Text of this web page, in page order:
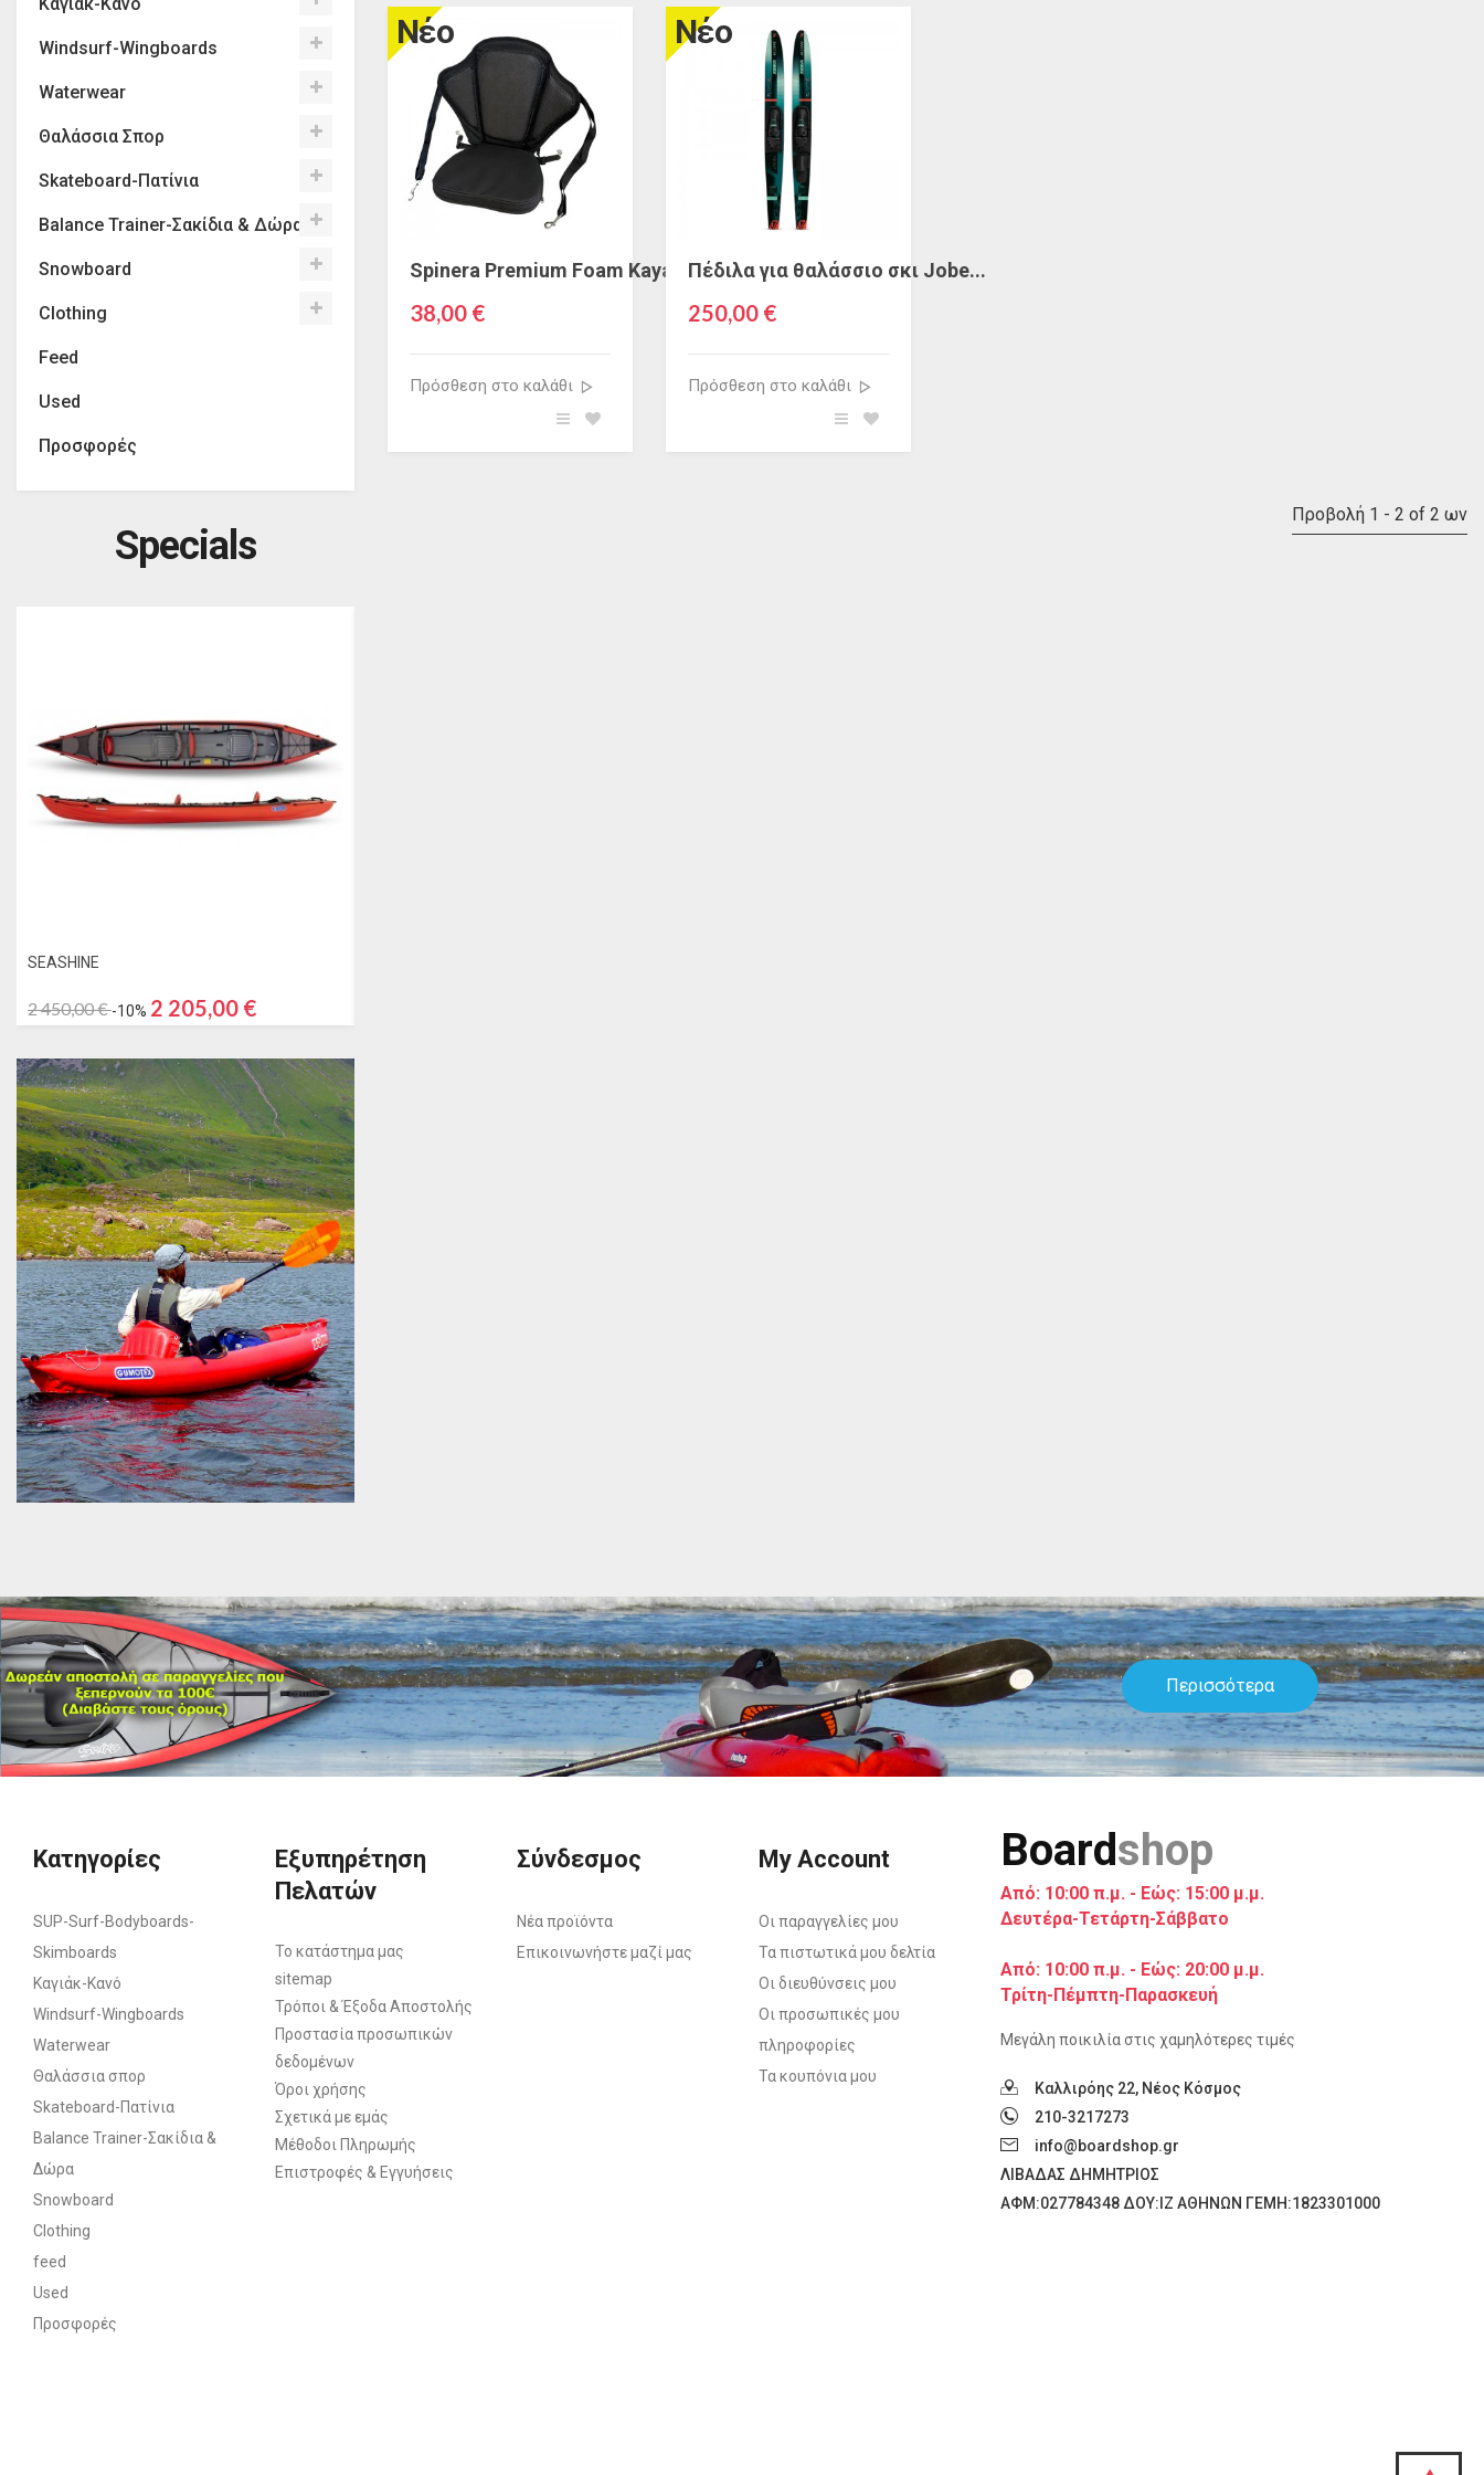
Windsurf-Wingboards
Waterwear
Θαλάσσια Σπορ
Skateboard-Πατίνια
Balance Trainer-Σακίδια & Δώρα
Snowboard
Clothing
Feed
Used
Προσφορές
Specials
SEASHINE
2 450,00 €-10% 2 205,00 €
Spinera Premium Foam Kayak-SUP Seat
38,00 €
Πρόσθεση στο καλάθι
Νέο
Πέδιλα για θαλάσσιο σκι Jobe...
250,00 €
Πρόσθεση στο καλάθι
Νέο
Προβολή 1 - 2 of 2 ων
Περισσότερα
Κατηγορίες
SUP-Surf-Bodyboards-
Skimboards
Καγιάκ-Κανό
Windsurf-Wingboards
Waterwear
Θαλάσσια σπορ
Skateboard-Πατίνια
Balance Trainer-Σακίδια &
Δώρα
Snowboard
Clothing
feed
Used
Προσφορές
Εξυπηρέτηση
Πελατών
Το κατάστημα μας
sitemap
Τρόποι & Έξοδα Αποστολής
Προστασία προσωπικών
δεδομένων
Όροι χρήσης
Σχετικά με εμάς
Μέθοδοι Πληρωμής
Επιστροφές & Εγγυήσεις
Σύνδεσμος
Νέα προϊόντα
Επικοινωνήστε μαζί μας
My Account
Οι παραγγελίες μου
Τα πιστωτικά μου δελτία
Οι διευθύνσεις μου
Οι προσωπικές μου
πληροφορίες
Τα κουπόνια μου
Boardshop
Από: 10:00 π.μ. - Εώς: 15:00 μ.μ.
Δευτέρα-Τετάρτη-Σάββατο
Από: 10:00 π.μ. - Εώς: 20:00 μ.μ.
Τρίτη-Πέμπτη-Παρασκευή
Μεγάλη ποικιλία στις χαμηλότερες τιμές
Καλλιρόης 22, Νέος Κόσμος
210-3217273
info@boardshop.gr
ΛΙΒΑΔΑΣ ΔΗΜΗΤΡΙΟΣ
ΑΦM:027784348 ΔΟΥ:ΙΖ ΑΘΗΝΩΝ ΓΕΜΗ:1823301000